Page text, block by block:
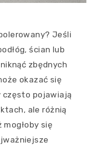
Jeśli
ścian lub
zbędnych
okazać się
często pojawiają
ale różnią
się